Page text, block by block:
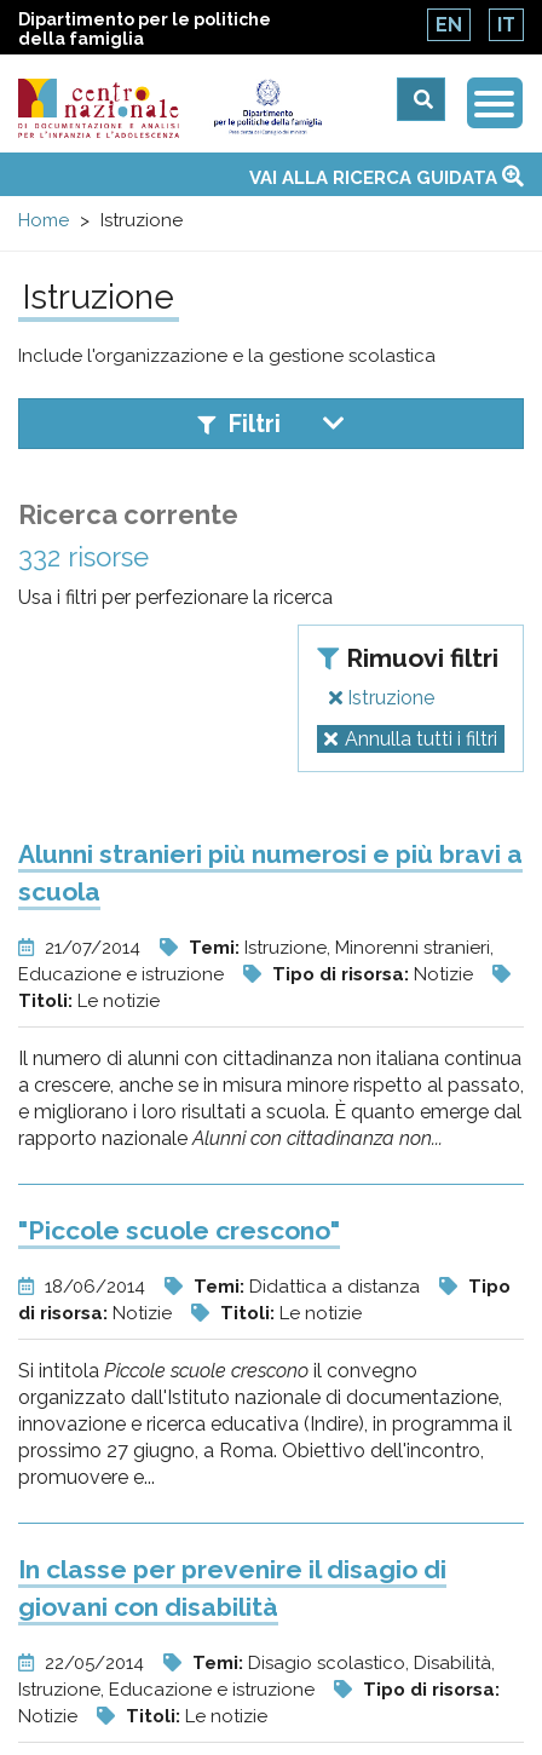
Dipartimento per le politiche
della famiglia
EN IT
Centro
nazionale
di
Documentazione
e
pr
l'infanzia
l'adolescenza
menu
Temi
Attività
Convenzione ONUVAI ALLA RICERCA GUIDATA
Home
Istruzione
Istruzione
Include l'organizzazione e la gestione scolastica
Filtri
Ricerca corrente
332 risorse
Usa i filtri per perfezionare la ricerca
Rimuovi filtri
Istruzione
Annulla tutti i filtri
Alunni stranieri più numerosi e più bravi a
scuola
21/07/2014 Temi: Istruzione, Minorenni stranieri,
Educazione e istruzione
Tipo di risorsa: Notizie
Titoli: Le notizie
Il numero di alunni con cittadinanza non italiana continua
a crescere, anche se in misura minore rispetto al passato,
e migliorano i loro risultati a scuola. È quanto emerge dal
rapporto nazionaleAlunni con cittadinanza non...
"Piccole scuole crescono"
18/06/2014 Temi: Didattica a distanza
Tipo
di risorsa: Notizie Titoli: Le notizie
Si intitola Piccole scuole crescono il convegno
organizzato dall'Istituto nazionale di documentazione,
innovazione e ricerca educativa (Indire), in programma il
prossimo 27 giugno, a Roma. Obiettivo dell'incontro,
promuovere e...
In classe per prevenire il disagio di
giovani con disabilità
22/05/2014 Temi: Disagio scolastico, Disabilità,
Istruzione, Educazione e istruzione
Tipo di risorsa:
Notizie
Titoli: Le notizie